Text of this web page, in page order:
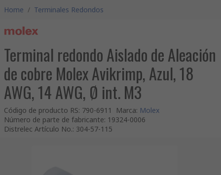
Home / Terminales Redondos
Terminal redondo Aislado de Aleación
de cobre Molex Avikrimp, Azul, 18
AWG, 14 AWG, Ø int. M3
Código de producto RS: 790-6911 Marca: Molex
Número de parte de fabricante: 19324-0006
Distrelec Artículo No.: 304-57-115